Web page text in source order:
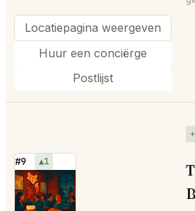
Locatiepagina weergeven
Huur een conciërge
Postlijst
#9 ▲1
⭐